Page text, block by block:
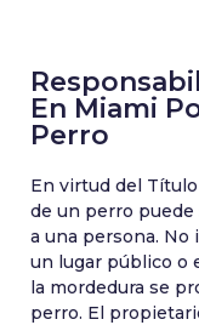
En Miami
Perro
En virtud del
de un perro
a una persona. No
un lugar público o
la mordedura se
perro. El